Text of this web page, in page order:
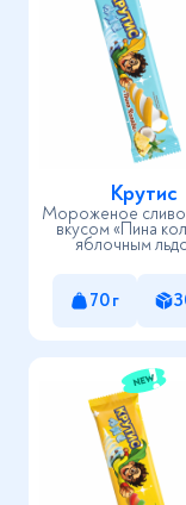
Крутис
Мороженое
вкусом «Пина
яблочным
ароматом
70 г
Нажимая на кнопку
политикой в